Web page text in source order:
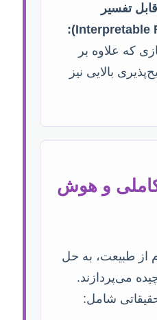
تفسیر
که علاوه بر
بالایی نیز
و هوش
از طبیعت، به حل
می‌پردازند.
شامل: